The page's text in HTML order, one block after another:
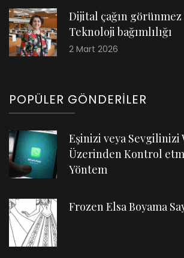
Dijital çağın
Teknoloji bağımlılığı
2 Mart 2026
POPÜLER GÖNDERILER
Eşinizi veya Sevgilinizi
Üzerinden Kontrol
Yöntem
Frozen Elsa Boyama